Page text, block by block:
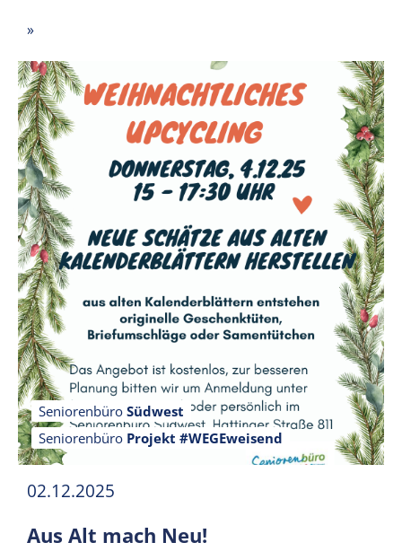
»
Seniorenbüro Südwest
Seniorenbüro Projekt #WEGEweisend
02.12.2025
Aus Alt mach Neu!